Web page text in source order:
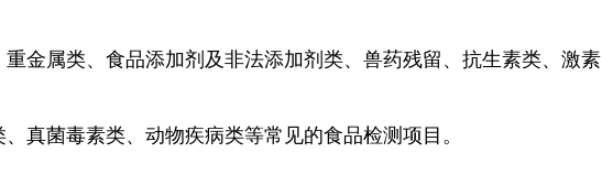
金属类、食品添加剂及非法添加剂类、兽药残留、抗生素类、激素
真菌毒素类、动物疾病类等常见的食品检测项目。